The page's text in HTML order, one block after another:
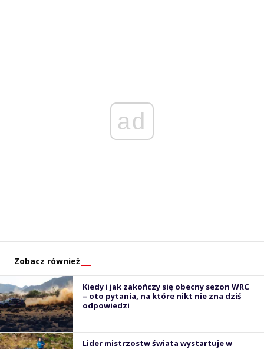
ad
Zobacz również
Kiedy i jak zakończy się obecny sezon WRC
– oto pytania, na które nikt nie zna dziś
odpowiedzi
Lider mistrzostw świata wystartuje w